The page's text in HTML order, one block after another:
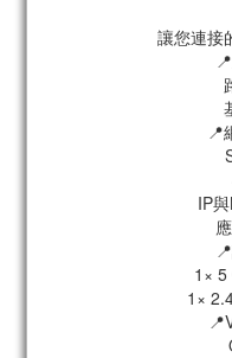
讓您連接
📍
IP
1× 5
1×